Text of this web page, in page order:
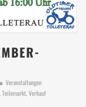
Veranstaltungen
Teilemarkt,Verkauf